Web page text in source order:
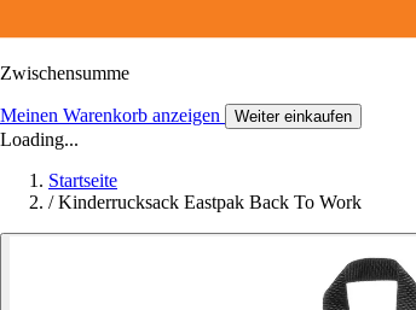
Zwischensumme
Meinen Warenkorb anzeigen Weiter einkaufen
Loading...
Startseite
/ Kinderrucksack Eastpak Back To Work